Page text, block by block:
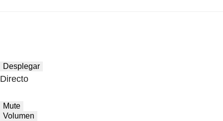
Desplegar
Directo
Mute
Volumen